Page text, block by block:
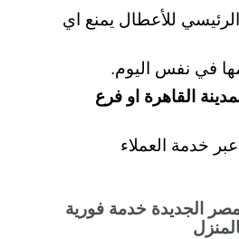
الفحص الجيد لمعرفة السبب الرئيسي للأعطال يمنع اي
في نفس اليوم.
القاهرة او فرع
خدمة العملاء
الجديدة خدمة فورية